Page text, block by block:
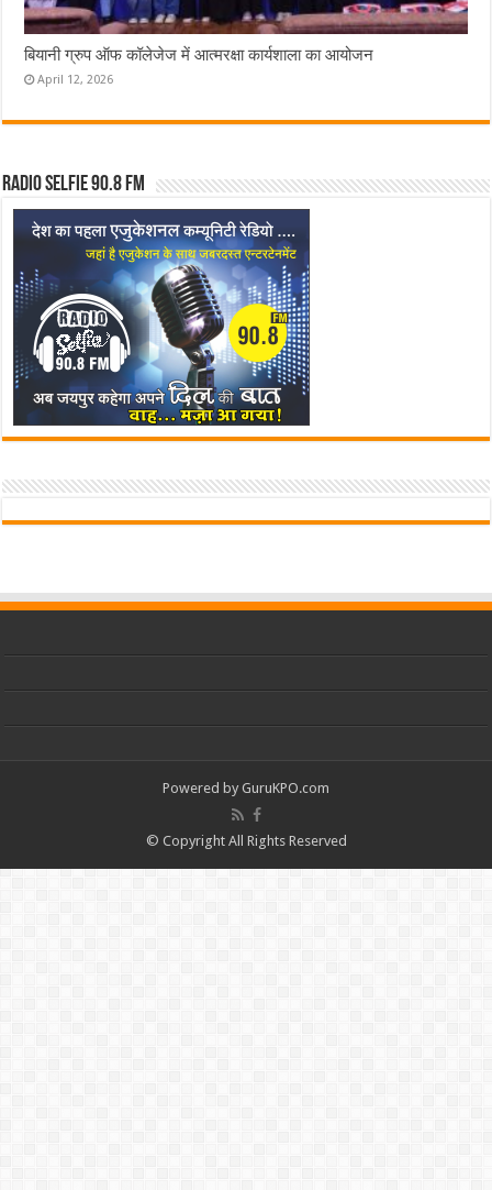
बियानी ग्रुप ऑफ कॉलेजेज में आत्मरक्षा कार्यशाला का आयोजन
April 12, 2026
Radio Selfie 90.8 FM
Powered by GuruKPO.com
© Copyright All Rights Reserved